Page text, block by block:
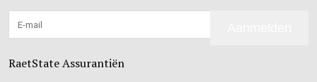
RaetState Assurantiën